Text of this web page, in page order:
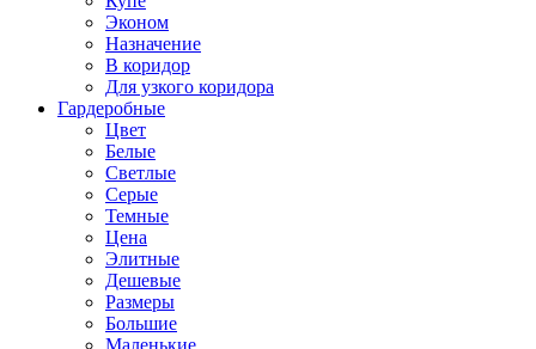
Эконом
Назначение
В коридор
Для узкого коридора
Гардеробные
Цвет
Белые
Светлые
Серые
Темные
Цена
Элитные
Дешевые
Размеры
Большие
Маленькие